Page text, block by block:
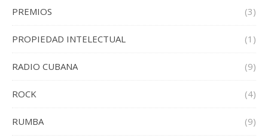
PREMIOS (3)
PROPIEDAD INTELECTUAL (1)
RADIO CUBANA (9)
ROCK (4)
RUMBA (9)